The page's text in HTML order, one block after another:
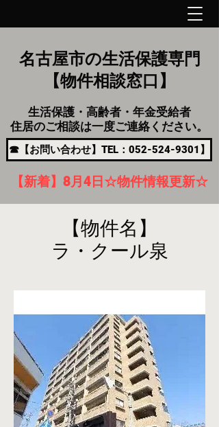
名古屋市の生活保護専門
【物件相談窓口】
生活保護・高齢者・年金受給者
住居のご相談は一度ご連絡ください。
☎【お問い合わせ】TEL：052-524-9301】
【新着】8月4 日 ☆物件情報更新☆
【物件名】
ラ・クール泉